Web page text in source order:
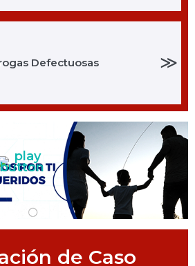
Defectuosas ≫
de Caso